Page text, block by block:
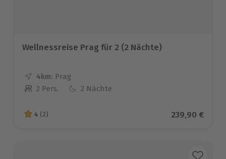
Wellnessreise Prag für 2 (2 Nächte)
4km: Entfernung
Standort
Prag
Anzahl der Teilnehmer
2 Pers. 2 Nächte
4 von 5 Sternen basierend auf 2 Bewertungen
4 (2) Aktueller
239,90 €